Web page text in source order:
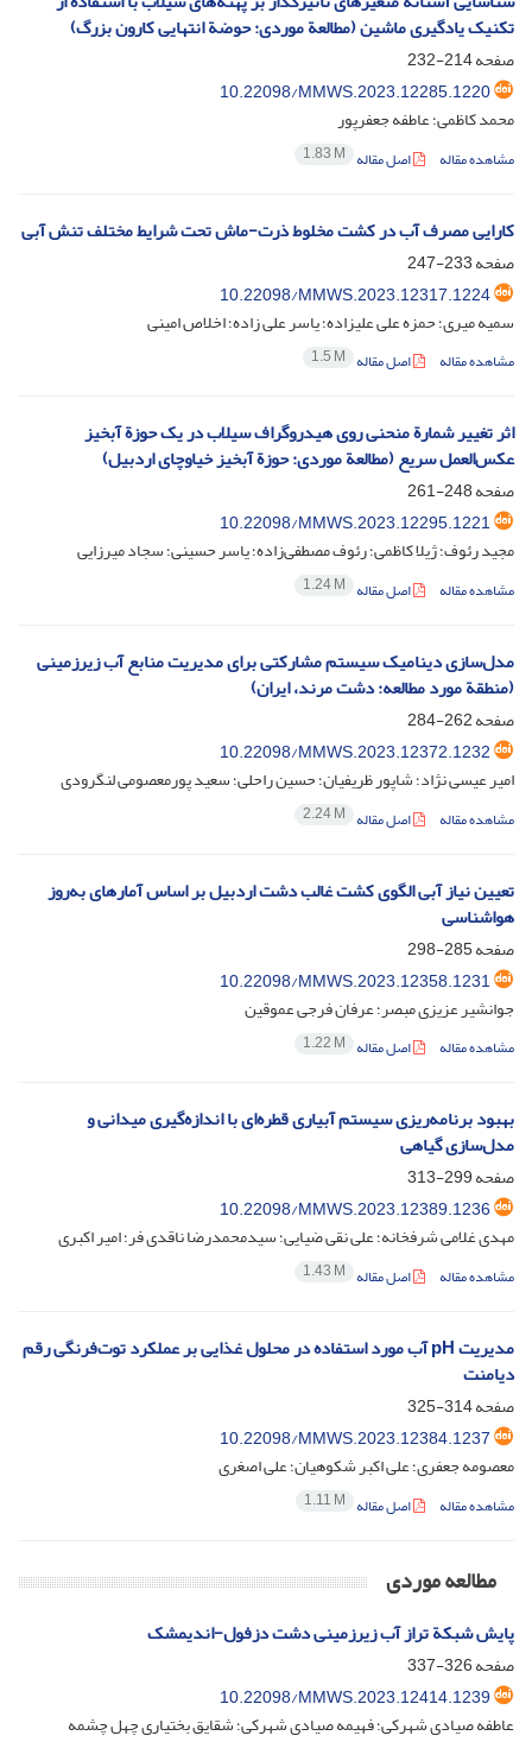
تکنیک یادگیری ماشین (مطالعة موردی: حوضة انتهایی کارون بزرگ)
صفحه214-232
10.22098/MMWS.2023.12285.1220
محمد کاظمی؛ عاطفه جعفرپور
مشاهده مقاله اصل مقاله 1.83 M
کارایی مصرف آب در کشت مخلوط ذرت-ماش تحت شرایط مختلف تنش آبی
صفحه233-247
10.22098/MMWS.2023.12317.1224
سمیه میری؛ حمزه علی علیزاده؛ یاسر علی زاده؛ اخلاص امینی
مشاهده مقاله اصل مقاله 1.5 M
اثر تغییر شمارة منحنی روی هیدروگراف سیلاب در یک حوزة آبخیز
عکس‌العمل سریع (مطالعة موردی: حوزة آبخیز خیاوچای اردبیل)
صفحه248-261
10.22098/MMWS.2023.12295.1221
مجید رئوف؛ ژیلا کاظمی؛ رئوف مصطفی‌زاده؛ یاسر حسینی؛ سجاد میرزایی
مشاهده مقاله اصل مقاله 1.24 M
مدل‌سازی دینامیک سیستم مشارکتی برای مدیریت منابع آب زیرزمینی
(منطقة مورد مطالعه: دشت مرند، ایران)
صفحه262-284
10.22098/MMWS.2023.12372.1232
امیر عیسی نژاد؛ شاپور ظریفیان؛ حسین راحلی؛ سعید پورمعصومی لنگرودی
مشاهده مقاله اصل مقاله 2.24 M
تعیین نیاز آبی الگوی کشت غالب دشت اردبیل بر اساس آمارهای به‌روز
هواشناسی
صفحه285-298
10.22098/MMWS.2023.12358.1231
جوانشیر عزیزی مبصر؛ عرفان فرجی عموقین
مشاهده مقاله اصل مقاله 1.22 M
بهبود برنامه‌ریزی سیستم آبیاری قطره‌ای با اندازه‌گیری میدانی و
مدل‌سازی گیاهی
صفحه299-313
10.22098/MMWS.2023.12389.1236
مهدی غلامی شرفخانه؛ علی نقی ضیایی؛ سیدمحمدرضا ناقدی فر؛ امیر اکبری
مشاهده مقاله اصل مقاله 1.43 M
مدیریت pH آب مورد استفاده در محلول غذایی بر عملکرد توت‌فرنگی رقم
دیامنت
صفحه314-325
10.22098/MMWS.2023.12384.1237
معصومه جعفری؛ علی اکبر شکوهیان؛ علی اصغری
مشاهده مقاله اصل مقاله 1.11 M
مطالعه موردی
پایش شبکة تراز آب زیرزمینی دشت دزفول-اندیمشک
صفحه326-337
10.22098/MMWS.2023.12414.1239
عاطفه صیادی شهرکی؛ فهیمه صیادی شهرکی؛ شقایق بختیاری چهل چشمه